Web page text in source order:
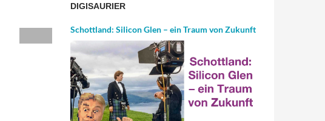
DIGISAURIER
Schottland: Silicon Glen – ein Traum von Zukunft